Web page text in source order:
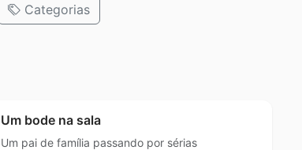
Categorias
Um bode na sala
Um pai de família passando por sérias